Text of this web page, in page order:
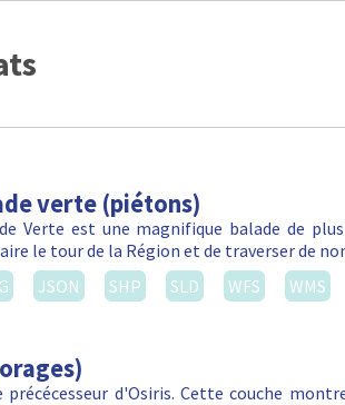
verte (piétons)
Verte est une magnifique balade de
le tour de la Région et de traverser de
JSON SHP SLD WFS WMS
précécesseur d'Osiris. Cette couche